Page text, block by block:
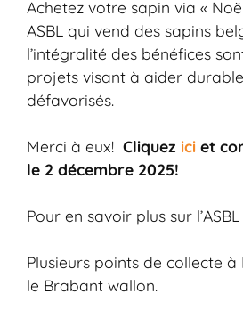
Achetez votre sapin via «
ASBL qui vend des sapins
l’intégralité des bénéfices
projets visant à aider
défavorisés.
Merci à eux! Cliquez ici et
le 2 décembre 2025!
Pour en savoir plus sur
Plusieurs points de collecte à
le Brabant wallon.